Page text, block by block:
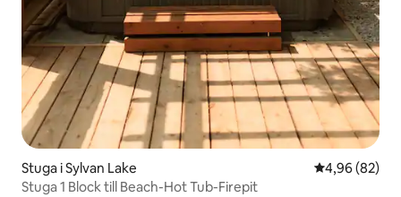
Stuga i Sylvan Lake 4,96 av 5 i
4,96 (82)
Stuga 1 Block till Beach-Hot Tub-Firepit